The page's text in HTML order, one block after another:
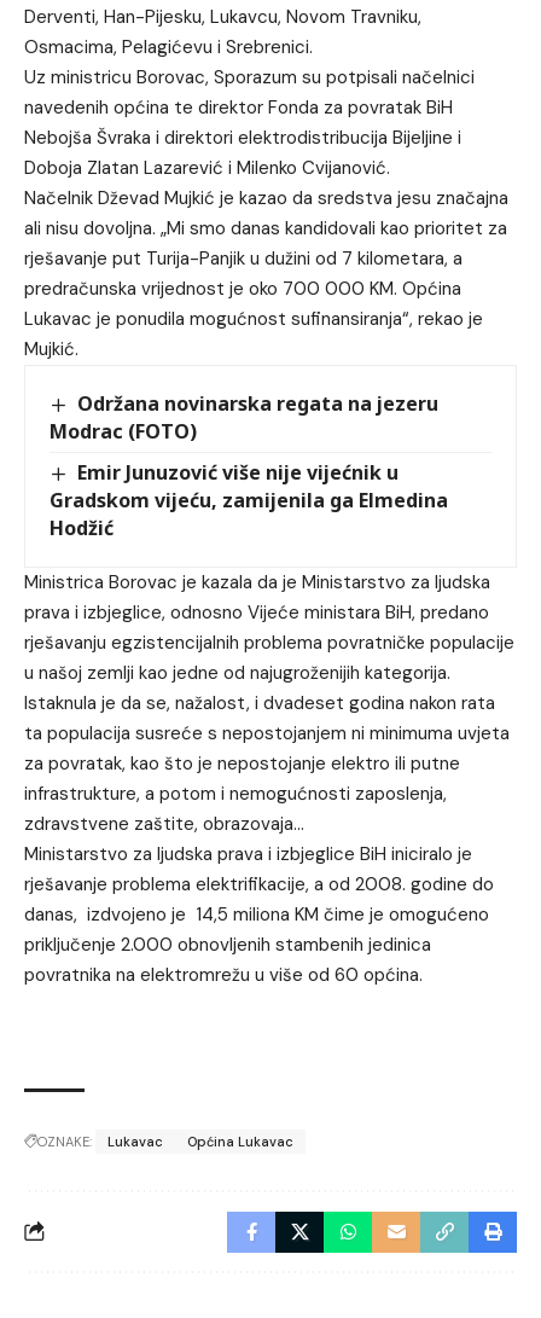
Derventi, Han-Pijesku, Lukavcu, Novom Travniku,
Osmacima, Pelagićevu i Srebrenici.
Uz ministricu Borovac, Sporazum su potpisali načelnici
navedenih općina te direktor Fonda za povratak BiH
Nebojša Švraka i direktori elektrodistribucija Bijeljine i
Doboja Zlatan Lazarević i Milenko Cvijanović.
Načelnik Dževad Mujkić je kazao da sredstva jesu značajna
ali nisu dovoljna. „Mi smo danas kandidovali kao prioritet za
rješavanje put Turija-Panjik u dužini od 7 kilometara, a
predračunska vrijednost je oko 700 000 KM. Općina
Lukavac je ponudila mogućnost sufinansiranja“, rekao je
Mujkić.
Održana novinarska regata na jezeru
Modrac (FOTO)
Emir Junuzović više nije vijećnik u
Gradskom vijeću, zamijenila ga Elmedina
Hodžić
Ministrica Borovac je kazala da je Ministarstvo za ljudska
prava i izbjeglice, odnosno Vijeće ministara BiH, predano
rješavanju egzistencijalnih problema povratničke populacije
u našoj zemlji kao jedne od najugroženijih kategorija.
Istaknula je da se, nažalost, i dvadeset godina nakon rata
ta populacija susreće s nepostojanjem ni minimuma uvjeta
za povratak, kao što je nepostojanje elektro ili putne
infrastrukture, a potom i nemogućnosti zaposlenja,
zdravstvene zaštite, obrazovaja…
Ministarstvo za ljudska prava i izbjeglice BiH iniciralo je
rješavanje problema elektrifikacije, a od 2008. godine do
danas, izdvojeno je 14,5 miliona KM čime je omogućeno
priključenje 2.000 obnovljenih stambenih jedinica
povratnika na elektromrežu u više od 60 općina.
OZNAKE: Lukavac Općina Lukavac